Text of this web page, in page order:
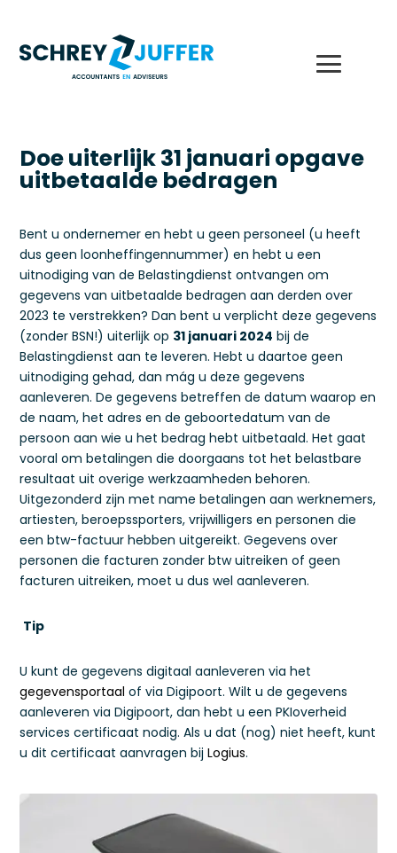
Doe uiterlijk 31 januari opgave
uitbetaalde bedragen
Bent u ondernemer en hebt u geen personeel (u heeft
dus geen loonheffingennummer) en hebt u een
uitnodiging van de Belastingdienst ontvangen om
gegevens van uitbetaalde bedragen aan derden over
2023 te verstrekken? Dan bent u verplicht deze gegevens
(zonder BSN!) uiterlijk op 31 januari 2024 bij de
Belastingdienst aan te leveren. Hebt u daartoe geen
uitnodiging gehad, dan mág u deze gegevens
aanleveren. De gegevens betreffen de datum waarop en
de naam, het adres en de geboortedatum van de
persoon aan wie u het bedrag hebt uitbetaald. Het gaat
vooral om betalingen die doorgaans tot het belastbare
resultaat uit overige werkzaamheden behoren.
Uitgezonderd zijn met name betalingen aan werknemers,
artiesten, beroepssporters, vrijwilligers en personen die
een btw-factuur hebben uitgereikt. Gegevens over
personen die facturen zonder btw uitreiken of geen
facturen uitreiken, moet u dus wel aanleveren.
Tip
U kunt de gegevens digitaal aanleveren via het
gegevensportaal of via Digipoort. Wilt u de gegevens
aanleveren via Digipoort, dan hebt u een PKIoverheid
services certificaat nodig. Als u dat (nog) niet heeft, kunt
u dit certificaat aanvragen bijLogius.